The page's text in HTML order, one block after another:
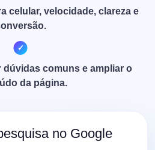
celular, velocidade, clareza e
dúvidas comuns e ampliar o
da página.
no Google